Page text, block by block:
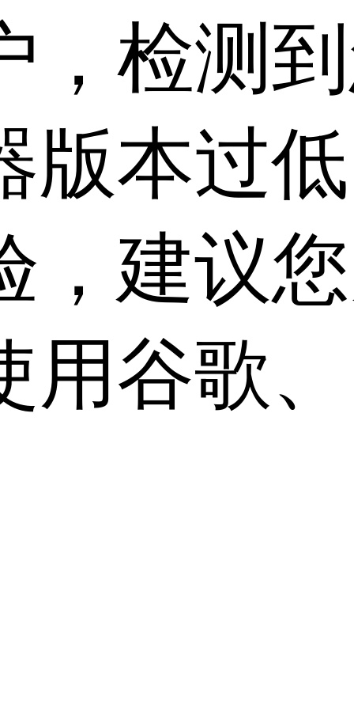
，检测
版本过
，建议
用谷歌